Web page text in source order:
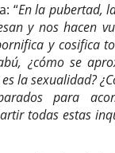
“En la pubertad,
y nos hacen
y cosifica
¿cómo se
la sexualidad?
para
todas estas